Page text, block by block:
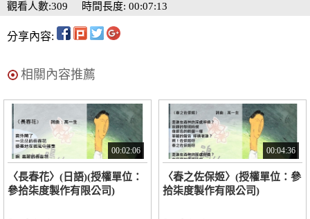
時間長度: 00:07:13
觀看人數:309
分享內容:
相關內容推薦
00:02:06
〈長春花〉(日語)(授權單位：
參拾柒度製作有限公司)
00:04:36
〈春之佐保姬〉(授權單位：參
拾柒度製作有限公司)